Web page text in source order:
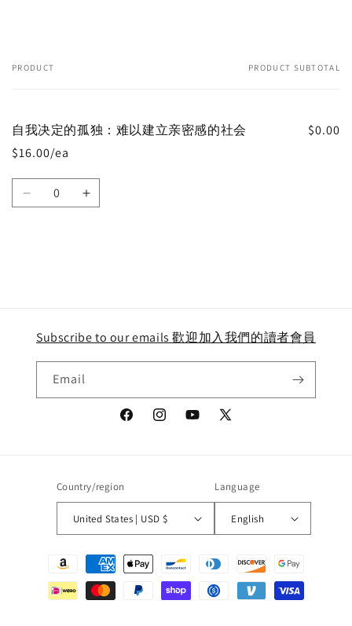
Your
PRODUCT PRODUCT SUBTOTAL
自我决定的孤独：难以建立亲密感的社会
$16.00/ea
$0.00
Decrease Increase
Subscribe to our emails 歡迎加入我們的讀者會員
Email
FacebookInstagramYouTube
X
Country/region
United States | USD $
Language
English
Payment